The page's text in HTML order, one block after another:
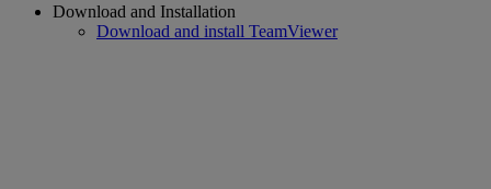
Download and Installation
Download and install TeamViewer